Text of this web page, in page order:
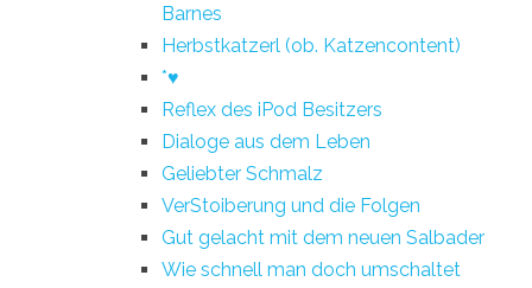
Barnes
Herbstkatzerl (ob. Katzencontent)
*♥
Reflex des iPod Besitzers
Dialoge aus dem Leben
Geliebter Schmalz
VerStoiberung und die Folgen
Gut gelacht mit dem neuen Salbader
Wie schnell man doch umschaltet